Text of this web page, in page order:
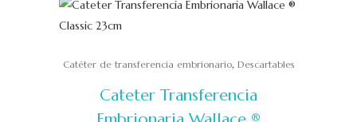
Catéter de transferencia embrionario, Descartables
Cateter Transferencia